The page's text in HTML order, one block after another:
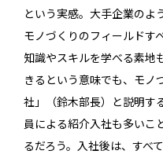
という実感。大手企業のよ
モノづくりのフィールドす
知識やスキルを学べる素地
きるという意味でも、モノ
社」（鈴木部長）と説明す
員による紹介入社も多いこ
るだろう。入社後は、すべ